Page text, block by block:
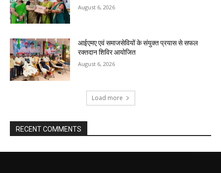
August 6, 2026
आईएमए एवं समाजसेवियों के संयुक्त प्रयास से सफल
रक्तदान शिविर आयोजित
August 6, 2026
Load more
RECENT COMMENTS